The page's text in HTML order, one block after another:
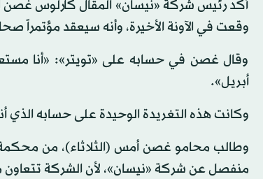
أكد رئيس شركة «نيسان» المقال كارلوس غصن
وقعت في الآونة الأخيرة، وأنه سيعقد مؤتمراً صحافياً في 11
أبريل».
وكانت هذه التغريدة الوحيدة على حسابه الذي
وطالب محامو غصن أمس (الثلاثاء)، من
منفصل عن شركة «نيسان»، لأن الشركة تتعاون